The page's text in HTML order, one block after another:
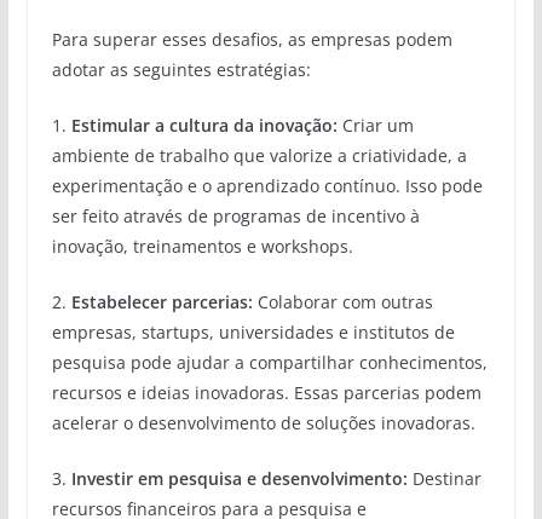
Para superar esses desafios, as empresas podem
adotar as seguintes estratégias:
1. Estimular a cultura da inovação: Criar um
ambiente de trabalho que valorize a criatividade, a
experimentação e o aprendizado contínuo. Isso pode
ser feito através de programas de incentivo à
inovação, treinamentos e workshops.
2. Estabelecer parcerias: Colaborar com outras
empresas, startups, universidades e institutos de
pesquisa pode ajudar a compartilhar conhecimentos,
recursos e ideias inovadoras. Essas parcerias podem
acelerar o desenvolvimento de soluções inovadoras.
3. Investir em pesquisa e desenvolvimento: Destinar
recursos financeiros para a pesquisa e